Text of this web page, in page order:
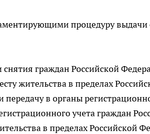
процедуру выдачи
граждан Российской
жительства в пределах
передачу в органы
учета граждан
в пределах Российской